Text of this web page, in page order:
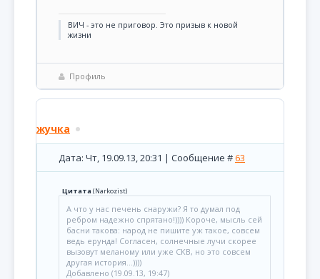
ВИЧ - это не приговор. Это призыв к новой
жизни
Профиль
жучка
Дата: Чт, 19.09.13, 20:31 | Сообщение #63
Цитата(Narkozist)
А что у нас печень снаружи? Я то думал под
ребром надежно спрятано!)))) Короче, мысль сей
басни такова: народ не пишите уж такое, совсем
ведь ерунда! Согласен, солнечные лучи скорее
вызовут меланому или уже СКВ, но это совсем
другая история...))))
Добавлено (19.09.13, 19:47)